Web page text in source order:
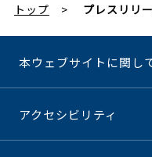
トップ プレスリリ
本ウェブサイトに関し
アクセシビリティ